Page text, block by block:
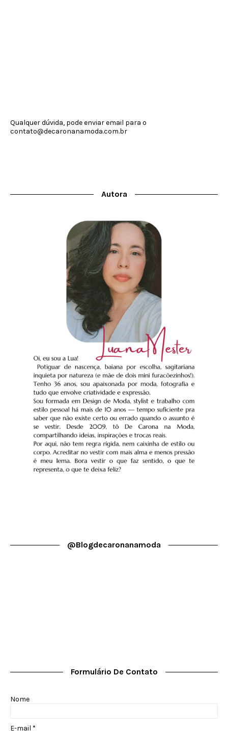
Qualquer dúvida, pode enviar email para o
contato@decaronanamoda.com.br
Autora
@blogdecaronanamoda
Formulário De Contato
Nome
E-mail *